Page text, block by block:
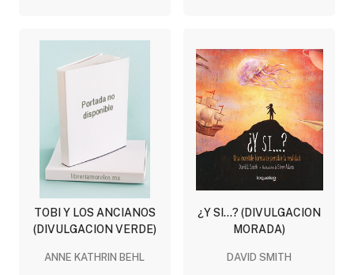
TOBI Y LOS ANCIANOS
(DIVULGACION VERDE)
ANNE KATHRIN BEHL
¿Y SI...? (DIVULGACION
MORADA)
DAVID SMITH